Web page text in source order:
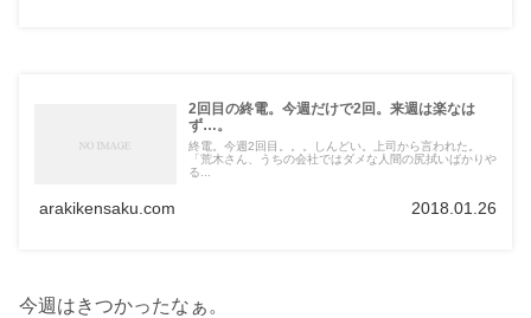
2回目の終電。今週だけで2回。来週は楽なは
ず…。
終電。今週2回目。。。しんどい。上司から言われた。
「荒木さん、うちの会社ではダメな人間の尻拭いばかりや
る...
arakikensaku.com 2018.01.26
今週はきつかったなぁ。